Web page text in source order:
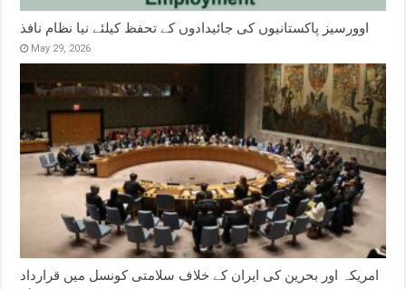
اوورسیز پاکستانیوں کی جائیدادوں کے تحفظ کیلئے نیا نظام نافذ
May 29, 2026
امریکہ اور بحرین کی ایران کے خلاف سلامتی کونسل میں قرارداد